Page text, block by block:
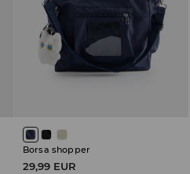
Borsa shopper
29,99 EUR